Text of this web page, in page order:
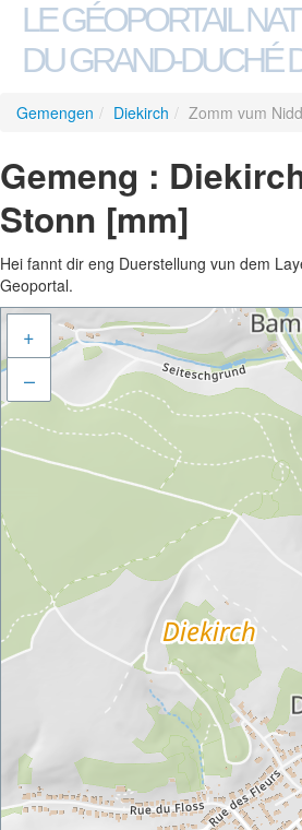
LE GÉOPORTAIL
DU GRAND-DUCHÉ
Gemengen / Diekirch / Zomm vum
Gemeng :
Stonn [mm]
Hei fannt dir eng Duerstellung vun dem
Geoportal.
+
–